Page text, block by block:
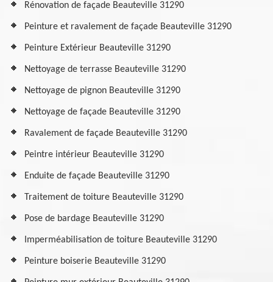
Rénovation de façade Beauteville 31290
Peinture et ravalement de façade Beauteville 31290
Peinture Extérieur Beauteville 31290
Nettoyage de terrasse Beauteville 31290
Nettoyage de pignon Beauteville 31290
Nettoyage de façade Beauteville 31290
Ravalement de façade Beauteville 31290
Peintre intérieur Beauteville 31290
Enduite de façade Beauteville 31290
Traitement de toiture Beauteville 31290
Pose de bardage Beauteville 31290
Imperméabilisation de toiture Beauteville 31290
Peinture boiserie Beauteville 31290